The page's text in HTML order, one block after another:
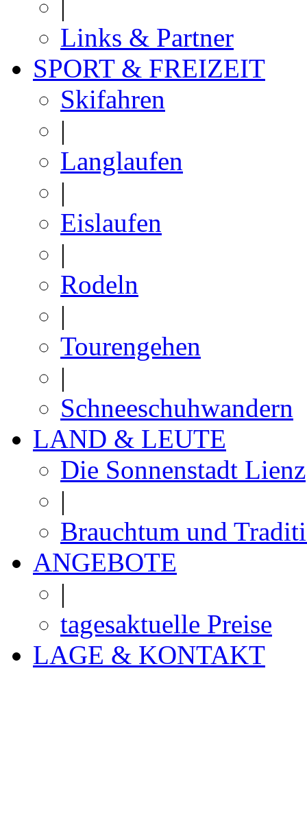
|
Links & Partner
SPORT & FREIZEIT
Skifahren
|
Langlaufen
|
Eislaufen
|
Rodeln
|
Tourengehen
|
Schneeschuhwandern
LAND & LEUTE
Die Sonnenstadt Lienz
|
Brauchtum und
ANGEBOTE
|
tagesaktuelle Preise
LAGE & KONTAKT